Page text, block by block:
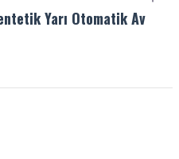
Yarı Otomatik Av